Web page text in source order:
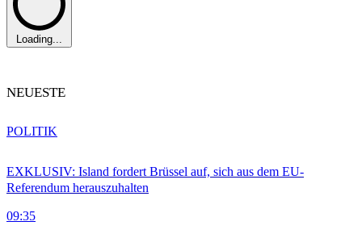
Loading...
NEUESTE
EXKLUSIV: Island fordert Brüssel auf, sich aus dem EU-
Referendum herauszuhalten
09:35
POLITIK